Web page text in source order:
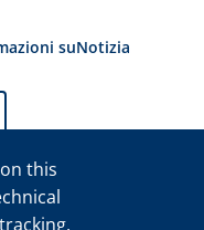
suNotizia
this